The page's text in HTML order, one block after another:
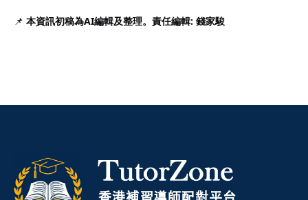
📌 本資訊初稿為AI編輯及整理。責任編輯: 錢家駿